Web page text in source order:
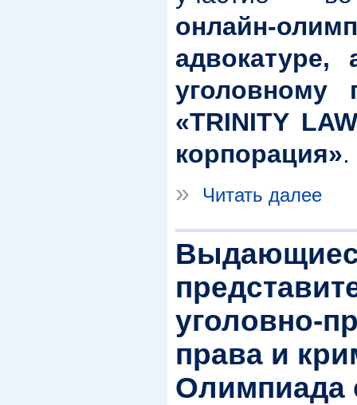
онлайн-
адвокатуре,
уголовному
«TRINITY
корпорация».
»
Читать далее
уголовно-
права и
Олимпиада